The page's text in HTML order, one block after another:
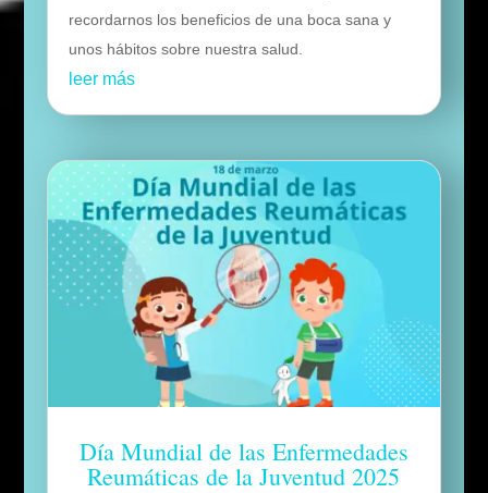
recordarnos los beneficios de una boca sana y
unos hábitos sobre nuestra salud.
leer más
Día Mundial de las Enfermedades
Reumáticas de la Juventud 2025